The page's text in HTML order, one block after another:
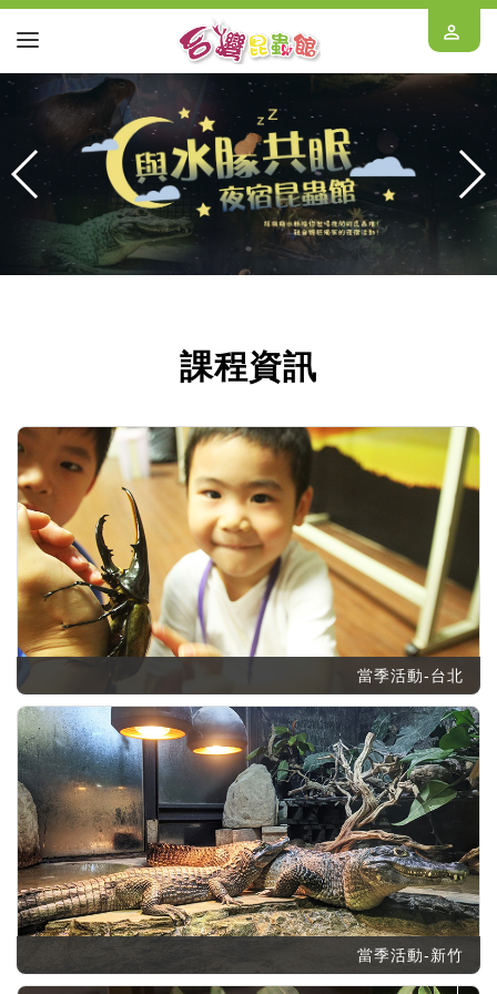
perm_identity
課程資訊
當季活動-台北
當季活動-新竹